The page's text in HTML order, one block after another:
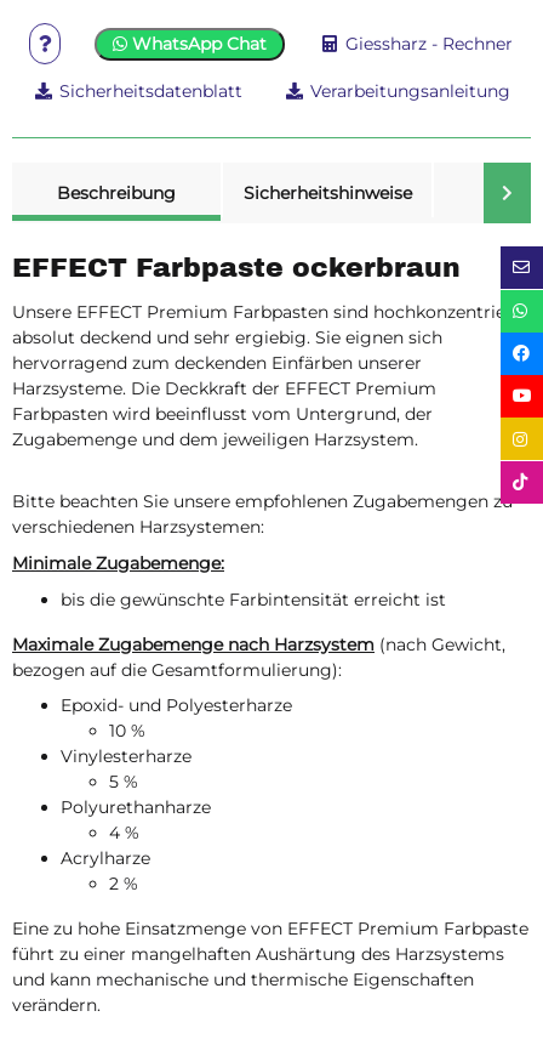
WhatsApp Chat Giessharz - Rechner
Sicherheitsdatenblatt Verarbeitungsanleitung
Beschreibung
Sicherheitshinweise
EFFECT Farbpaste ockerbraun
Unsere EFFECT Premium Farbpasten sind hochkonzentriert,
absolut deckend und sehr ergiebig. Sie eignen sich
hervorragend zum deckenden Einfärben unserer
Harzsysteme. Die Deckkraft der EFFECT Premium
Farbpasten wird beeinflusst vom Untergrund, der
Zugabemenge und dem jeweiligen Harzsystem.
Bitte beachten Sie unsere empfohlenen Zugabemengen zu
verschiedenen Harzsystemen:
Minimale Zugabemenge:
bis die gewünschte Farbintensität erreicht ist
Maximale Zugabemenge nach Harzsystem (nach Gewicht,
bezogen auf die Gesamtformulierung):
Epoxid- und Polyesterharze
10 %
Vinylesterharze
5 %
Polyurethanharze
4 %
Acrylharze
2 %
Eine zu hohe Einsatzmenge von EFFECT Premium Farbpaste
führt zu einer mangelhaften Aushärtung des Harzsystems
und kann mechanische und thermische Eigenschaften
verändern.